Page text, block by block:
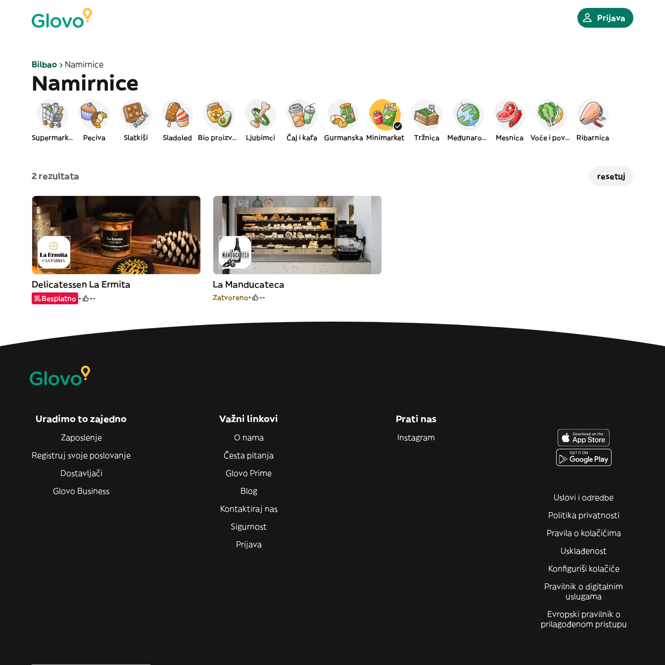
Prijava
Bilbao Namirnice
Namirnice
Supermarket Peciva Slatkiši Sladoled Bio proizvodi Ljubimci Čaj i kafa Gurmanska Minimarket Tržnica Međunarodna Mesnica Voće i povrće Ribarnica
2 rezultata resetuj
Delicatessen La Ermita
Besplatno --
La Manducateca
Zatvoreno --
Uradimo to zajedno
Zaposlenje
Registruj svoje poslovanje
Dostavljači
Glovo Business
Važni linkovi
O nama
Česta pitanja
Glovo Prime
Blog
Kontaktiraj nas
Sigurnost
Prijava
Prati nas
Instagram
Uslovi i odredbe
Politika privatnosti
Pravila o kolačićima
Usklađenost
Konfiguriši kolačiće
Pravilnik o digitalnim
uslugama
Evropski pravilnik o
prilagođenom pristupu